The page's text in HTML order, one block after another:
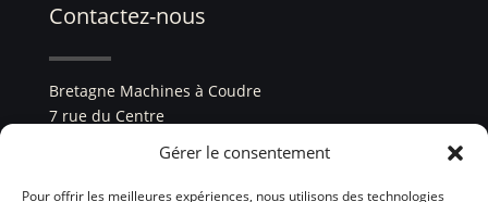
Gérer le consentement
Pour offrir les meilleures expériences, nous utilisons des technologies
Contactez-nous
Bretagne Machines à Coudre
7 rue du Centre